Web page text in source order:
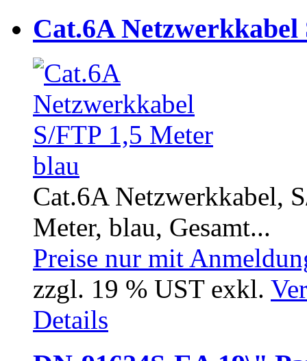
Cat.6A
Cat.6A Netzwerkkabel,
Meter, blau, Gesamt...
Preise nur mit
zzgl. 19 % UST exkl.
Details